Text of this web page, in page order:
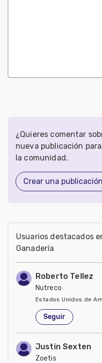
¿Quieres comentar
nueva publicación
la comunidad.
Crear una publicación
Usuarios destacados
Ganadería
Roberto Tellez
Nutreco
Estados Unidos de
Seguir
Justin Sexten
Zoetis